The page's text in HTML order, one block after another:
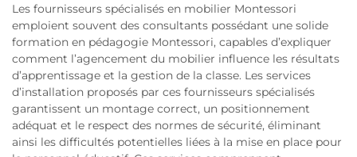
Les fournisseurs spécialisés en mobilier Montessori
emploient souvent des consultants possédant une solide
formation en pédagogie Montessori, capables d’expliquer
comment l’agencement du mobilier influence les résultats
d’apprentissage et la gestion de la classe. Les services
d’installation proposés par ces fournisseurs spécialisés
garantissent un montage correct, un positionnement
adéquat et le respect des normes de sécurité, éliminant
ainsi les difficultés potentielles liées à la mise en place pour